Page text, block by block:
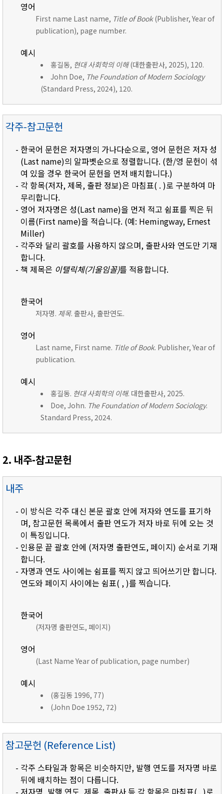
영어
First name Last name, Title of Book(Publisher, Year of
publication), page number.
예시
홍길동, 현대 사회학의 이해(대한출판사, 2025), 120.
John Doe, The Foundation of Modern Sociology
(Standard Press, 2024), 120.
각주-참고문헌
- 한국어 문헌은 저자명의 가나다순으로, 영어 문헌은 저자 성
(Last name)의 알파벳순으로 정렬합니다. (한/영 문헌이 섞
여 있을 경우 한국어 문헌을 먼저 배치합니다.)
- 각 항목(저자, 제목, 출판 정보)은 마침표( . )로 구분하여 마
무리합니다.
- 영어 저자명은 성(Last name)을 먼저 적고 쉼표를 찍은 뒤
이름(First name)을 적습니다. (예: Hemingway, Ernest
Miller)
- 각주와 달리 괄호를 사용하지 않으며, 출판사와 연도만 기재
합니다.
- 책 제목은 이탤릭체(기울임꼴)를 적용합니다.
한국어
저자명. 제목. 출판사, 출판연도.
영어
Last name, First name. Title of Book. Publisher, Year of
publication.
예시
홍길동. 현대 사회학의 이해. 대한출판사, 2025.
Doe, John. The Foundation of Modern Sociology.
Standard Press, 2024.
2. 내주-참고문헌
내주
- 이 방식은 각주 대신 본문 괄호 안에 저자와 연도를 표기하
며, 참고문헌 목록에서 출판 연도가 저자 바로 뒤에 오는 것
이 특징입니다.
- 인용문 끝 괄호 안에 (저자명 출판연도, 페이지) 순서로 기재
합니다.
- 자명과 연도 사이에는 쉼표를 찍지 않고 띄어쓰기만 합니다.
연도와 페이지 사이에는 쉼표( , )를 찍습니다.
한국어
(저자명 출판연도, 페이지)
영어
(Last Name Year of publication, page number)
예시
(홍길동 1996, 77)
(John Doe 1952, 72)
참고문헌 (Reference List)
- 각주 스타일과 항목은 비슷하지만, 발행 연도를 저자명 바로
뒤에 배치하는 점이 다릅니다.